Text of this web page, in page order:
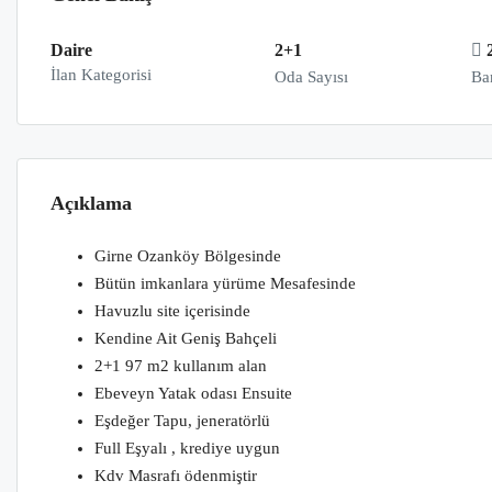
Daire
İlan Kategorisi
2+1
Oda Sayısı
Açıklama
Girne Ozanköy Bölgesinde
Bütün imkanlara yürüme Mesafesinde
Havuzlu site içerisinde
Kendine Ait Geniş Bahçeli
2+1 97 m2 kullanım alan
Ebeveyn Yatak odası Ensuite
Eşdeğer Tapu, jeneratörlü
Full Eşyalı , krediye uygun
Kdv Masrafı ödenmiştir